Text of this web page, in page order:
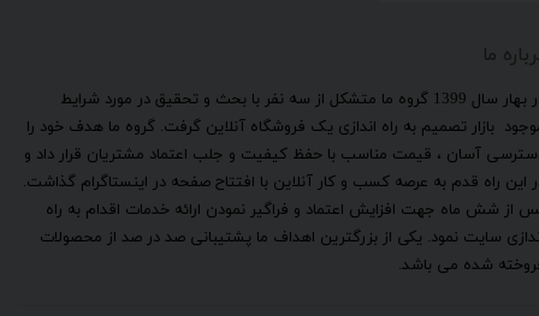
ما
​در بهار سال 1399 گروه ما متشکل از سه نفر با بحث و تحقیق در مورد شرایط
بازار تصمیم به راه اندازی یک فروشگاه آنلاین گرفت. گروه ما هدف خود را
آسان ، قیمت مناسب با حفظ کیفیت و جلب اعتماد مشتریان قرار داد و
این راه قدم به عرصه کسب و کار آنلاین با افتتاح صفحه در اینستاگرام گذاشت.
از شش ماه جهت افزایش اعتماد و فراگیر نمودن ارائه خدمات اقدام به راه
سایت نمود. یکی از بزرگترین اهداف ما پشتیبانی صد در صد از محصولات
شده می باشد.